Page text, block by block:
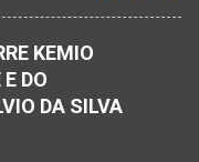
sua rede social a
Cachoeira Maria Rosa,
antes de se
nesta terça-feira, dia
KEMIO
DO
DA SILVA